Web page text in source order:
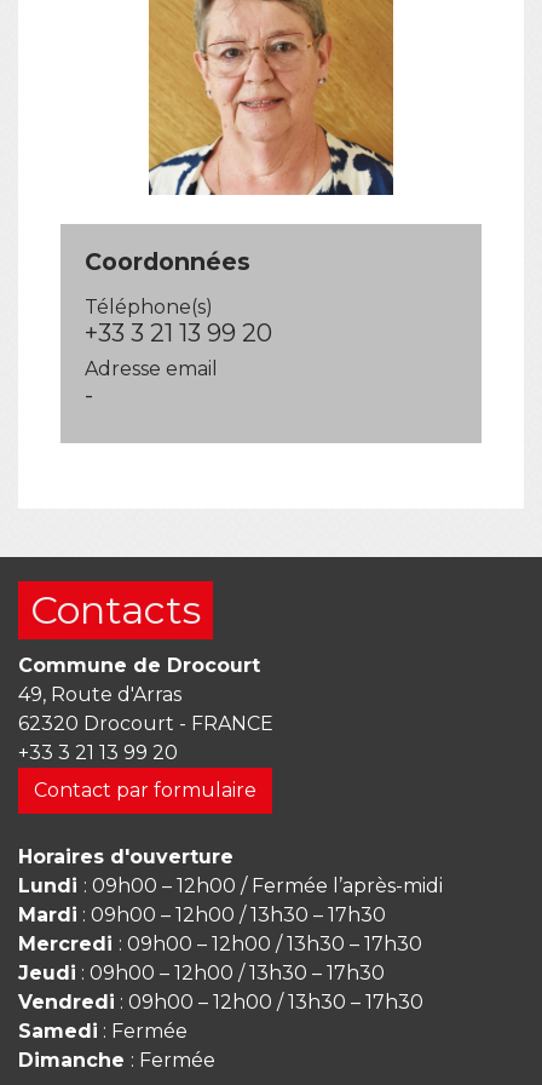
Coordonnées
Téléphone(s)
+33 3 21 13 99 20
Adresse email
-
Contacts
Commune de Drocourt
49, Route d'Arras
62320 Drocourt - FRANCE
+33 3 21 13 99 20
Contact par formulaire
Horaires d'ouverture
Lundi : 09h00 – 12h00 / Fermée l’après-midi
Mardi : 09h00 – 12h00 / 13h30 – 17h30
Mercredi : 09h00 – 12h00 / 13h30 – 17h30
Jeudi : 09h00 – 12h00 / 13h30 – 17h30
Vendredi : 09h00 – 12h00 / 13h30 – 17h30
Samedi : Fermée
Dimanche : Fermée